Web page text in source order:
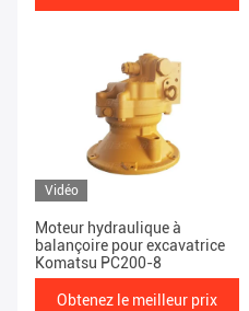
Vidéo
Moteur hydraulique à
balançoire pour excavatrice
Komatsu PC200-8
Obtenez le meilleur prix